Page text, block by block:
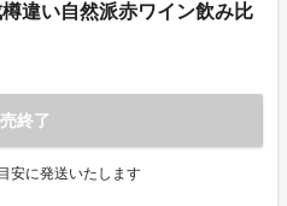
違い自然派赤ワイン飲み比
終了
安に発送いたします